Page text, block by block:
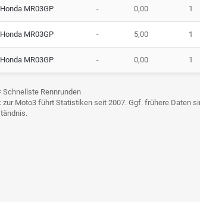
Honda MR03GP - 0,00 1
Honda MR03GP - 5,00 1
Honda MR03GP - 0,00 1
Schnellste Rennrunden
zur Moto3 führt Statistiken seit 2007. Ggf. frühere Daten